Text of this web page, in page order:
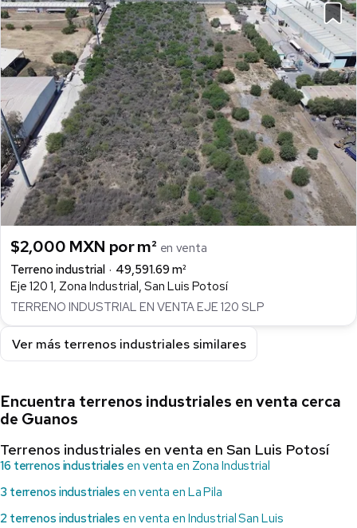
$2,000 MXN por m² en venta
Terreno industrial
49,591.69 m²
Eje 120 1, Zona Industrial, San Luis Potosí
TERRENO INDUSTRIAL EN VENTA EJE 120 SLP
Ver más terrenos industriales similares
Encuentra terrenos industriales en venta cerca
de Guanos
Terrenos industriales en venta en San Luis Potosí
16 terrenos industriales en venta en Zona Industrial
3 terrenos industriales en venta en La Pila
2 terrenos industriales en venta en Industrial San Luis